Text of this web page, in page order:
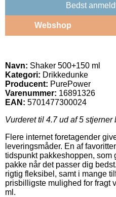
Bedst
Webshop
Navn: Shaker 500+150 ml
Kategori: Drikkedunke
Producent: PurePower
Varenummer: 16891326
EAN: 5701477300024
Vurderet til 4.7ud af 5 stjerner
Flere internet foretagender
leveringsmåder. En af
tidspunkt pakkeshoppen, som
pakke når det passer dig
rigtig fleksibel, samt i mange
prisbilligste mulighed for fragt
ml.